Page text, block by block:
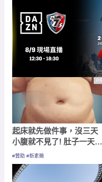
PR
起床就先做件事，沒三天
小腹就不見了! 肚子一天天
變小！
#贊助 #新素簡